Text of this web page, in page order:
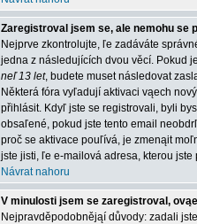
Zaregistroval jsem se, ale nemohu se
Nejprve zkontrolujte, ľe zadáváte
jedna z následujících dvou věcí. Pokud
neľ 13 let, budete muset následovat
Některá fóra vyľadují aktivaci vąech
přihlásit. Kdyľ jste se registrovali, byli
obsaľené, pokud jste tento email
proč se aktivace pouľívá, je zmenąit
jste jisti, ľe e-mailová adresa, kterou
Návrat nahoru
V minulosti jsem se zaregistroval,
Nejpravděpodobnějąí důvody: zadali